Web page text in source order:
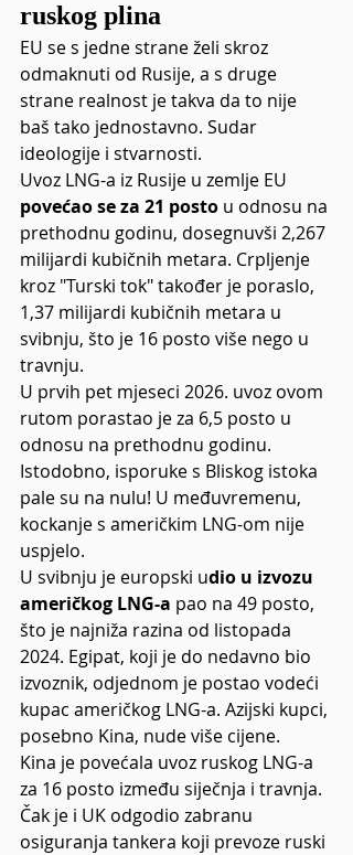
ruskog plina
EU se s jedne strane želi skroz
odmaknuti od Rusije, a s druge
strane realnost je takva da to nije
baš tako jednostavno. Sudar
ideologije i stvarnosti.
Uvoz LNG-a iz Rusije u zemlje EU
povećao se za 21 posto u odnosu na
prethodnu godinu, dosegnuvši 2,267
milijardi kubičnih metara. Crpljenje
kroz "Turski tok" također je poraslo,
1,37 milijardi kubičnih metara u
svibnju, što je 16 posto više nego u
travnju.
U prvih pet mjeseci 2026. uvoz ovom
rutom porastao je za 6,5 posto u
odnosu na prethodnu godinu.
Istodobno, isporuke s Bliskog istoka
pale su na nulu! U međuvremenu,
kockanje s američkim LNG-om nije
uspjelo.
U svibnju je europski udio u izvozu
američkog LNG-a pao na 49 posto,
što je najniža razina od listopada
2024. Egipat, koji je do nedavno bio
izvoznik, odjednom je postao vodeći
kupac američkog LNG-a. Azijski kupci,
posebno Kina, nude više cijene.
Kina je povećala uvoz ruskog LNG-a
za 16 posto između siječnja i travnja.
Čak je i UK odgodio zabranu
osiguranja tankera koji prevoze ruski